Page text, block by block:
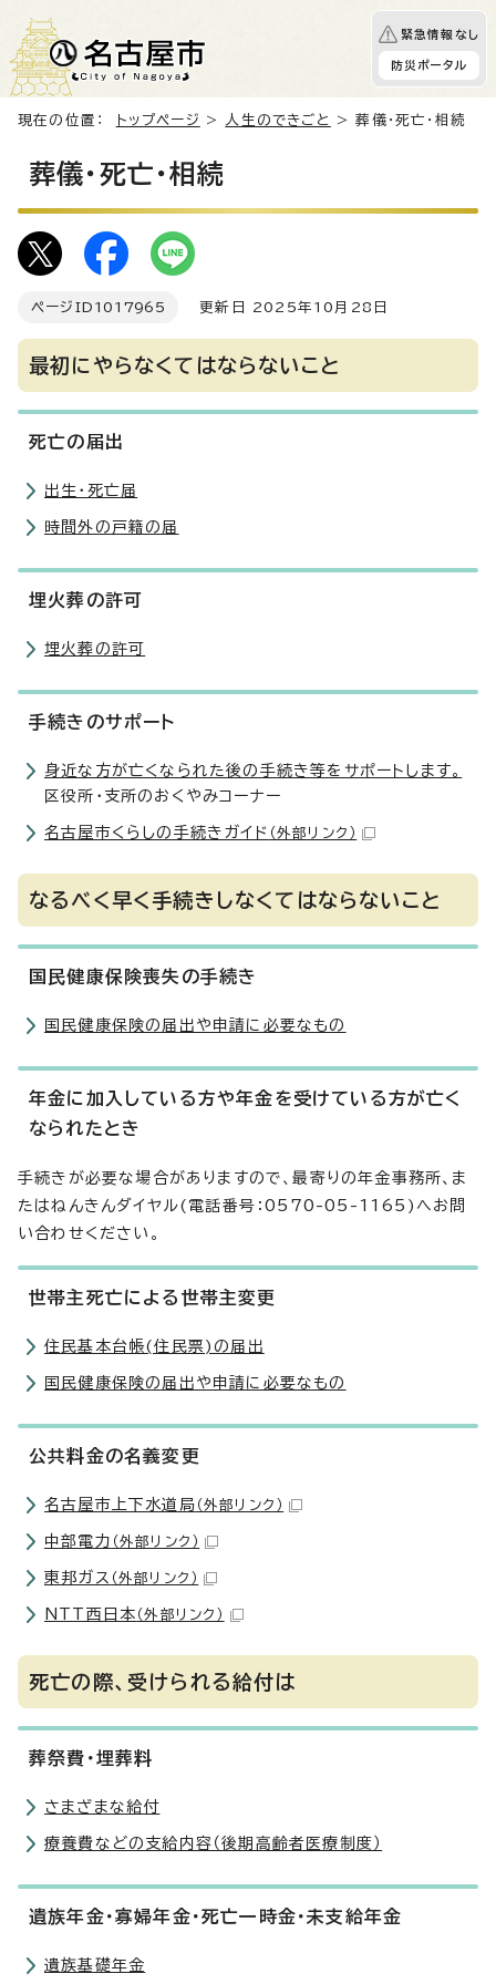
緊急情報なし
防災ポータル
現在の位置： トップページ > 人生のできごと > 葬儀・死亡・相続
葬儀・死亡・相続
ページID 1017965 更新日 2025年10月28日
最初にやらなくてはならないこと
死亡の届出
出生・死亡届
時間外の戸籍の届
埋火葬の許可
埋火葬の許可
手続きのサポート
身近な方が亡くなられた後の手続き等をサポートします。
区役所・支所のおくやみコーナー
名古屋市くらしの手続きガイド （外部リンク）
なるべく早く手続きしなくてはならないこと
国民健康保険喪失の手続き
国民健康保険の届出や申請に必要なもの
年金に加入している方や年金を受けている方が亡く
なられたとき
手続きが必要な場合がありますので、最寄りの年金事務所、ま
たはねんきんダイヤル(電話番号：0570-05-1165)へお問
い合わせください。
世帯主死亡による世帯主変更
住民基本台帳(住民票)の届出
国民健康保険の届出や申請に必要なもの
公共料金の名義変更
名古屋市上下水道局 （外部リンク）
中部電力 （外部リンク）
東邦ガス （外部リンク）
NTT西日本 （外部リンク）
死亡の際、受けられる給付は
葬祭費・埋葬料
さまざまな給付
療養費などの支給内容（後期高齢者医療制度）
遺族年金・寡婦年金・死亡一時金・未支給年金
遺族基礎年金